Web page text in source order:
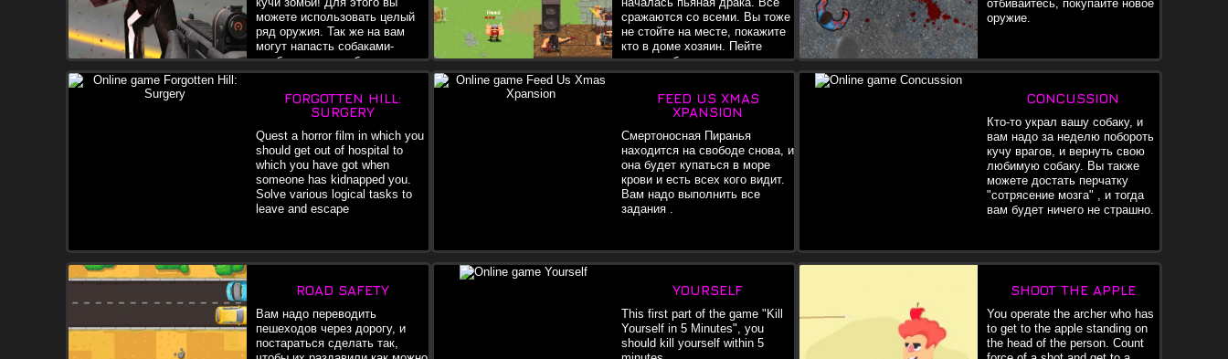
можете использовать целый
ряд оружия. Так же на вам
могут напасть собаками-
зомби, они могут быть
опаснее. Так же в игре есть несколько режимов игрв, где вы
можете сражаться вообще против всех, включа и других
игроков. Не забывайте обновлять свой арсенал оружия и себя,
сражаются со всеми. Вы тоже
не стойте на месте, покажите
кто в доме хозяин. Пейте
пиво, чтобы восстановить
здоровье. Бросайте предметы, чтобы нанести больше ущерба.
отбивайтесь, покупайте новое
оружие.
FORGOTTEN HILL:
SURGERY
Quest a horror film in which you
should get out of hospital to
which you have got when
someone has kidnapped you.
Solve various logical tasks to
leave and escape
FEED US XMAS
XPANSION
Смертоносная Пиранья
находится на свободе снова, и
она будет купаться в море
крови и есть всех кого видит.
Вам надо выполнить все
задания .
CONCUSSION
Кто-то украл вашу собаку, и
вам надо за неделю побороть
кучу врагов, и вернуть свою
любимую собаку. Вы также
можете достать перчатку
"сотрясение мозга" , и тогда
вам будет ничего не страшно.
ROAD SAFETY
Вам надо переводить
пешеходов через дорогу, и
постараться сделать так,
YOURSELF
This first part of the game "Kill
Yourself in 5 Minutes", you
should kill yourself within 5
SHOOT THE APPLE
You operate the archer who has
to get to the apple standing on
the head of the person. Count